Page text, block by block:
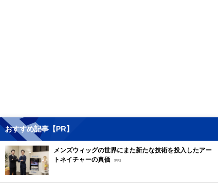
おすすめ記事【PR】
メンズウィッグの世界にまた新たな技術を投入したアー
トネイチャーの真価 [PR]